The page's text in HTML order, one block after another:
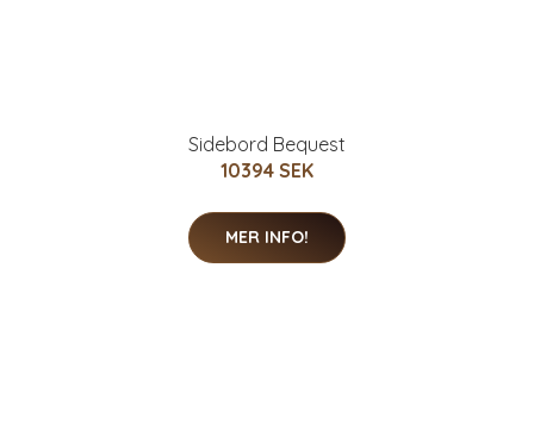
Sidebord Bequest
10394 SEK
MER INFO!